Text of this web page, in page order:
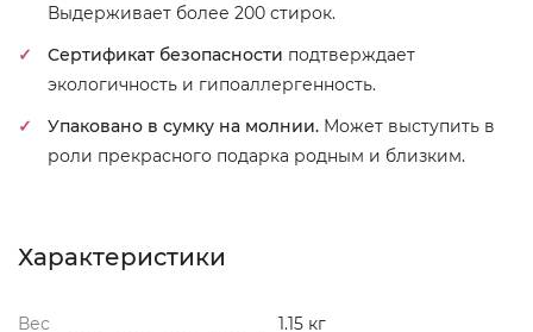
Выдерживает более 200 стирок.
Сертификат безопасности подтверждает
экологичность и гипоаллергенность.
Упаковано в сумку на молнии. Может выступить в
роли прекрасного подарка родным и близким.
Характеристики
Вес
1.15 кг